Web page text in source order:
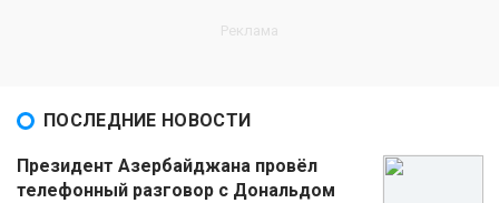
ПОСЛЕДНИЕ НОВОСТИ
Президент Азербайджана провёл
телефонный разговор с Дональдом